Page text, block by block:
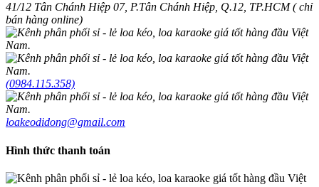
41/12 Tân Chánh Hiệp 07, P.Tân Chánh Hiệp, Q.12, TP.HCM ( chỉ
bán hàng online)
(0984.115.358)
loakeodidong@gmail.com
Hình thức thanh toán